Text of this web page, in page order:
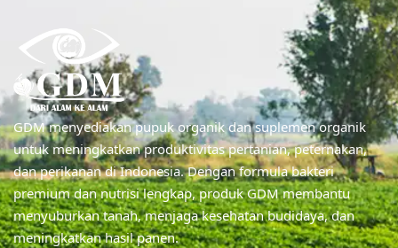
GDM menyediakan pupuk organik dan suplemen organik
untuk meningkatkan produktivitas pertanian, peternakan,
dan perikanan di Indonesia. Dengan formula bakteri
premium dan nutrisi lengkap, produk GDM membantu
menyuburkan tanah, menjaga kesehatan budidaya, dan
meningkatkan hasil panen.